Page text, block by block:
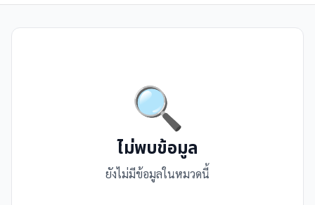
🔍
ไม่พบข้อมูล
ยังไม่มีข้อมูลในหมวดนี้